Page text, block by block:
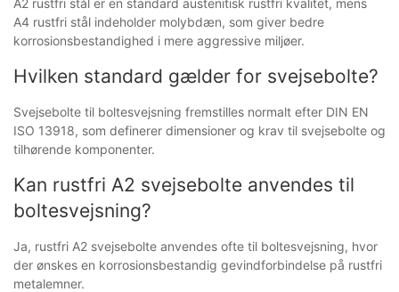
A4 rustfri stål indeholder molybdæn, som giver bedre
korrosionsbestandighed i mere aggressive miljøer.
Hvilken standard gælder for svejsebolte?
Svejsebolte til boltesvejsning fremstilles normalt efter DIN EN
ISO 13918, som definerer dimensioner og krav til svejsebolte og
tilhørende komponenter.
Kan rustfri A2 svejsebolte anvendes til
boltesvejsning?
Ja, rustfri A2 svejsebolte anvendes ofte til boltesvejsning, hvor
der ønskes en korrosionsbestandig gevindforbindelse på rustfri
metalemner.